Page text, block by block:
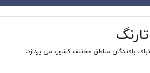
بافندگان مناطق مختلف کشور، می پردازد.